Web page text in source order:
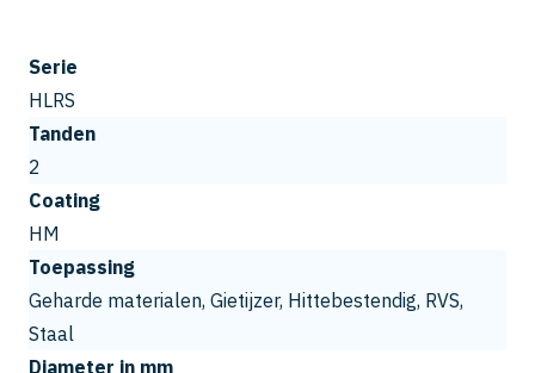
Serie
HLRS
Tanden
2
Coating
HM
Toepassing
Geharde materialen, Gietijzer, Hittebestendig, RVS,
Staal
Diameter in mm